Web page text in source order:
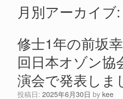
月別アーカイブ:
修士1年の前坂
回日本オゾン協
演会で発表しま
投稿日: 2025年6月30日 by kee